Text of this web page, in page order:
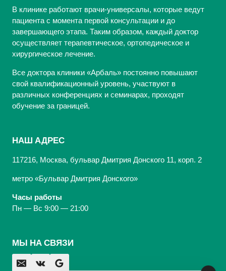
В клинике работают врачи-универсалы, которые ведут
пациента с момента первой консультации и до
завершающего этапа. Таким образом, каждый доктор
осуществляет терапевтическое, ортопедическое и
хирургическое лечение.
Все доктора клиники «Арбаль» постоянно повышают
свой квалификационный уровень, участвуют в
различных конференциях и семинарах, проходят
обучение за границей.
НАШ АДРЕС
117216, Москва, бульвар Дмитрия Донского 11, корп. 2
метро «Бульвар Дмитрия Донского»
Часы работы
Пн — Вс 9:00 — 21:00
МЫ НА СВЯЗИ